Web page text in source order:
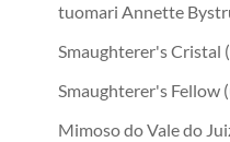
tuomari Annette
Smaughterer's Cristal
Smaughterer's Fellow
Mimoso do Vale do